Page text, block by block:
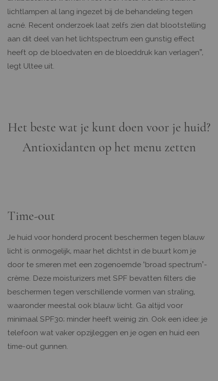
lichtlampen al lang ingezet bij de behandeling tegen
acné. Recent onderzoek laat zelfs zien dat blootstelling
aan dit deel van het lichtspectrum een gunstig effect
heeft op de bloedvaten en de bloeddruk kan verlagen”,
legt Ultee uit.
Het beste wat je kunt doen voor je huid?
Antioxidanten op het menu zetten
Time-out
Je huid voor honderd procent beschermen tegen blauw
licht is onmogelijk, maar het dichtst in de buurt kom je
door te smeren met een zogenoemde ‘broad spectrum’-
crème. Deze moisturizers met SPF bevatten filters die
beschermen tegen verschillende vormen van straling,
waaronder meestal ook blauw licht. Ga altijd voor
minimaal SPF30; minder heeft weinig zin. Ook een idee: je
telefoon wat vaker opzijleggen en je ogen en huid een
time-out gunnen.